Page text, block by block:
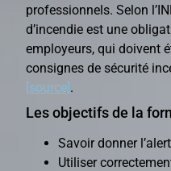
professionnels. Selon
d’incendie est une
employeurs, qui doivent
consignes de sécurité
[source].
Les objectifs de la
Savoir donner
Utiliser